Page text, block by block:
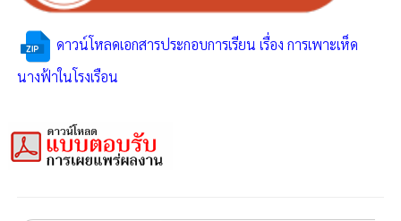
ดาวน์โหลดเอกสารประกอบการเรียน เรื่อง การเพาะเห็ด
นางฟ้าในโรงเรือน